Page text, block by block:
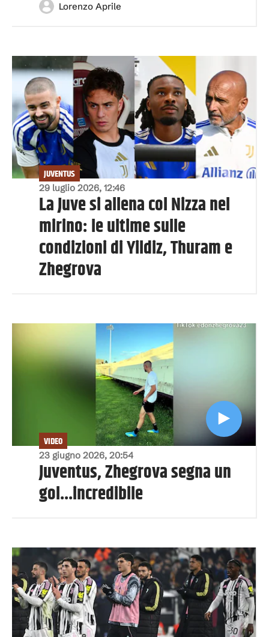
Lorenzo Aprile
29 luglio 2026, 12:46
JUVENTUS
La Juve si allena col Nizza nel
mirino: le ultime sulle
condizioni di Yildiz, Thuram e
Zhegrova
23 giugno 2026, 20:54
VIDEO
Juventus, Zhegrova segna un
gol...incredibile